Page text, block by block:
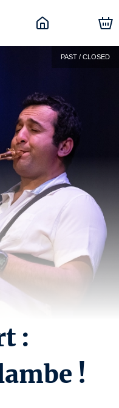
PAST / CLOSED
:
!